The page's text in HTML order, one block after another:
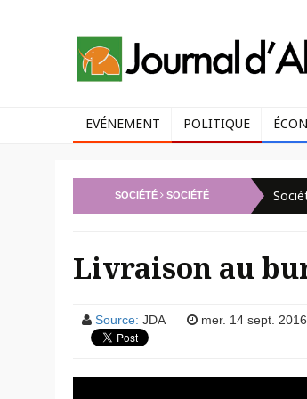
EVÉNEMENT POLITIQUE
SOCIÉTÉ SOCIÉTÉ
Livraison au
Source: JDA mer. 14 sept. 2016